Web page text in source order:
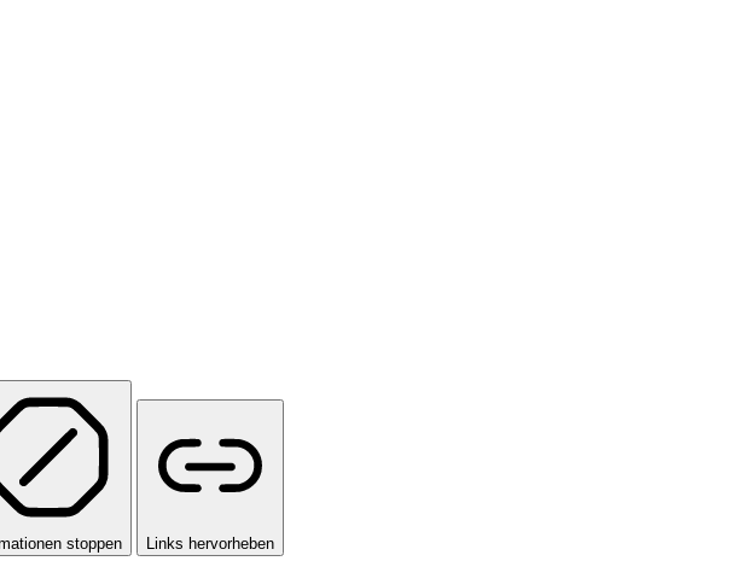
stoppen Links hervorheben